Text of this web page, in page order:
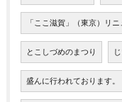
「ここ滋賀」（東京）リ
とこしづめのまつり
盛んに行われております。